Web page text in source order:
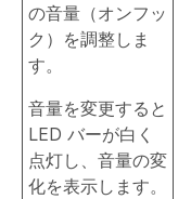
の音量（オンフッ
ク）を調整しま
す。
音量を変更すると
LED バーが白く
点灯し、音量の変
化を表示します。